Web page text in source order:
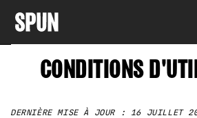
CONDITIONS
DERNIÈRE MISE À JOUR : 16 JUILLET